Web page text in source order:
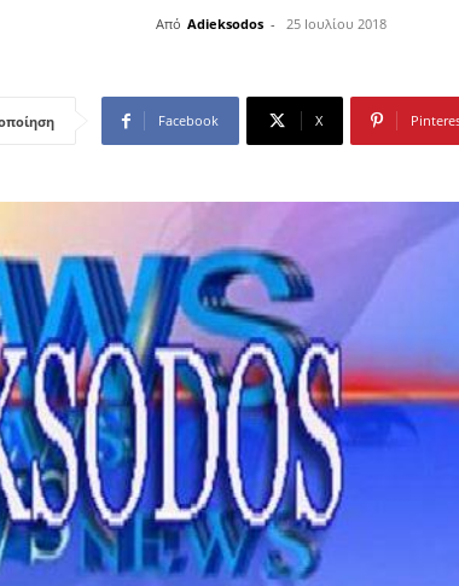
Από Adieksodos - 25 Ιουλίου 2018
Facebook X